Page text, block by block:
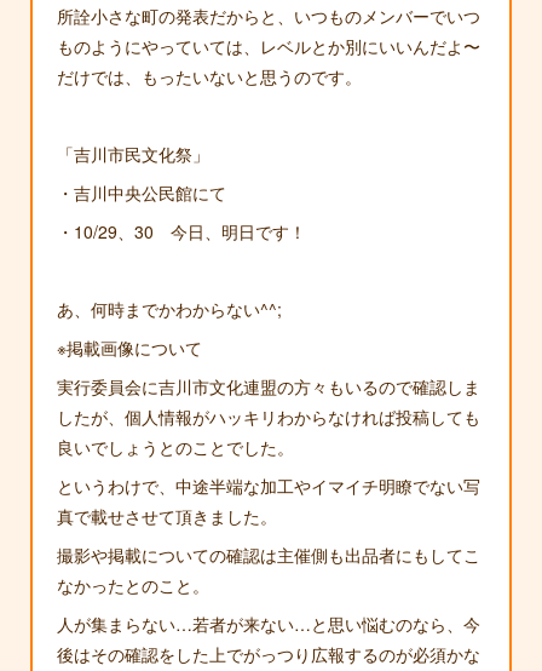
所詮小さな町の発表だからと、いつものメンバーでいつ
ものようにやっていては、レベルとか別にいいんだよ〜
だけでは、もったいないと思うのです。
「吉川市民文化祭」
・吉川中央公民館にて
・10/29、30 今日、明日です！
あ、何時までかわからない^^;
※掲載画像について
実行委員会に吉川市文化連盟の方々もいるので確認しま
したが、個人情報がハッキリわからなければ投稿しても
良いでしょうとのことでした。
というわけで、中途半端な加工やイマイチ明瞭でない写
真で載せさせて頂きました。
撮影や掲載についての確認は主催側も出品者にもしてこ
なかったとのこと。
人が集まらない…若者が来ない…と思い悩むのなら、今
後はその確認をした上でがっつり広報するのが必須かな